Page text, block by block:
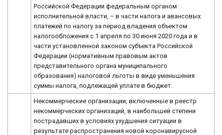
Российской Федерации федеральным органом
исполнительной власти, – в части налога и авансовых
платежей по налогу за период владения объектом
налогообложения с 1 апреля по 30 июня 2020 года и в
части установленной законом субъекта Российской
Федерации (нормативным правовым актов
представительного органа муниципального
образования) налоговой льготы в виде уменьшения
суммы налога, подлежащей уплате в бюджет.
Некоммерческие организации, включенные в реестр
некоммерческих организаций, в наибольшей степени
пострадавших в условиях ухудшения ситуации в
результате распространения новой коронавирусной